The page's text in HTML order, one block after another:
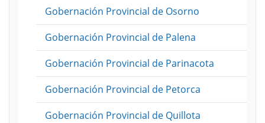
Gobernación Provincial de Osorno
Gobernación Provincial de Palena
Gobernación Provincial de Parinacota
Gobernación Provincial de Petorca
Gobernación Provincial de Quillota